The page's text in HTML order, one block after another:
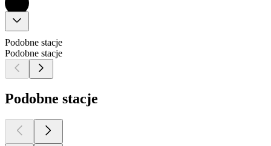
Podobne stacje
Podobne stacje
Podobne stacje